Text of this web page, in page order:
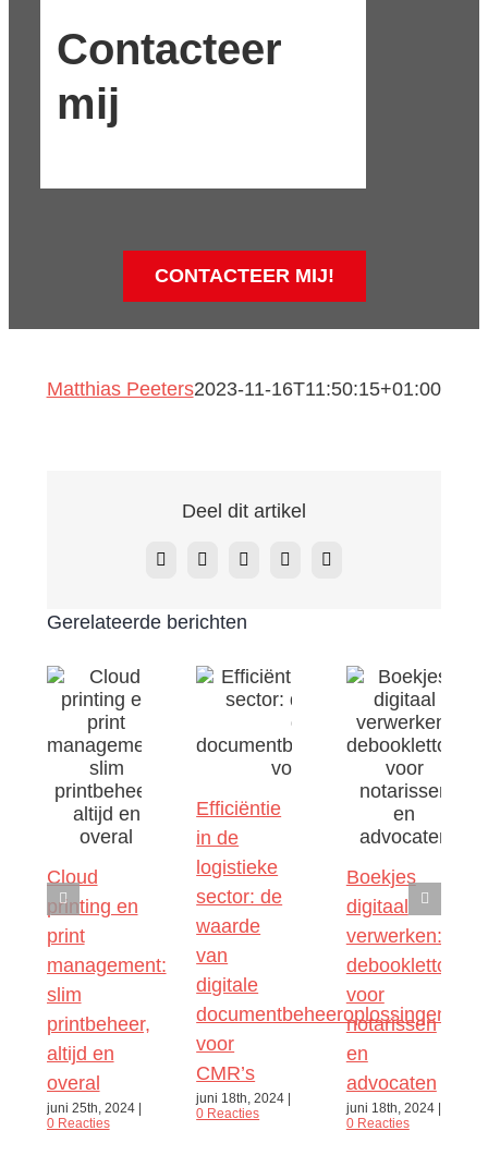
Contacteer
mij
CONTACTEER MIJ!
Matthias Peeters2023-11-16T11:50:15+01:00
Deel dit artikel
Facebook
X LinkedInWhatsApp
E-
Gerelateerde berichten
Cloud
printing en
print
management:
slim
printbeheer,
altijd en
overal
juni 25th, 2024
0 Reacties
Efficiëntie
in de
logistieke
sector: de
waarde
van
digitale
documentbeheeroplossingen
voor
CMR’s
juni 18th, 2024
0 Reacties
Boekjes
digitaal
verwerken:
debooklettool
voor
notarissen
en
advocaten
juni 18th, 2024
0 Reacties